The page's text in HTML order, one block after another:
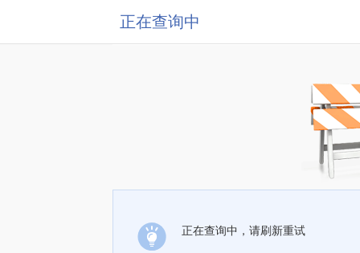
正在查询中
正在查询中，请刷新重试